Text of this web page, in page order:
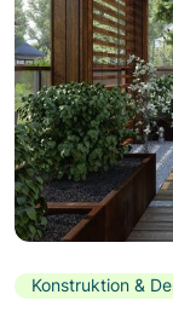
Konstruktion &